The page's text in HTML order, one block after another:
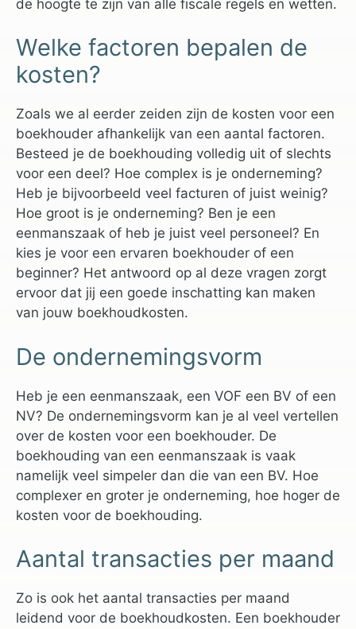
de hoogte te zijn van alle fiscale regels en wetten.
Welke factoren bepalen de
kosten?
Zoals we al eerder zeiden zijn de kosten voor een
boekhouder afhankelijk van een aantal factoren.
Besteed je de boekhouding volledig uit of slechts
voor een deel? Hoe complex is je onderneming?
Heb je bijvoorbeeld veel facturen of juist weinig?
Hoe groot is je onderneming? Ben je een
eenmanszaak of heb je juist veel personeel? En
kies je voor een ervaren boekhouder of een
beginner? Het antwoord op al deze vragen zorgt
ervoor dat jij een goede inschatting kan maken
van jouw boekhoudkosten.
De ondernemingsvorm
Heb je een eenmanszaak, een VOF een BV of een
NV? De ondernemingsvorm kan je al veel vertellen
over de kosten voor een boekhouder. De
boekhouding van een eenmanszaak is vaak
namelijk veel simpeler dan die van een BV. Hoe
complexer en groter je onderneming, hoe hoger de
kosten voor de boekhouding.
Aantal transacties per maand
Zo is ook het aantal transacties per maand
leidend voor de boekhoudkosten. Een boekhouder